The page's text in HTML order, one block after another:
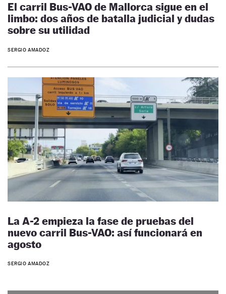
El carril Bus-VAO de Mallorca sigue en el
limbo: dos años de batalla judicial y dudas
sobre su utilidad
SERGIO AMADOZ
La A-2 empieza la fase de pruebas del
nuevo carril Bus-VAO: así funcionará en
agosto
SERGIO AMADOZ